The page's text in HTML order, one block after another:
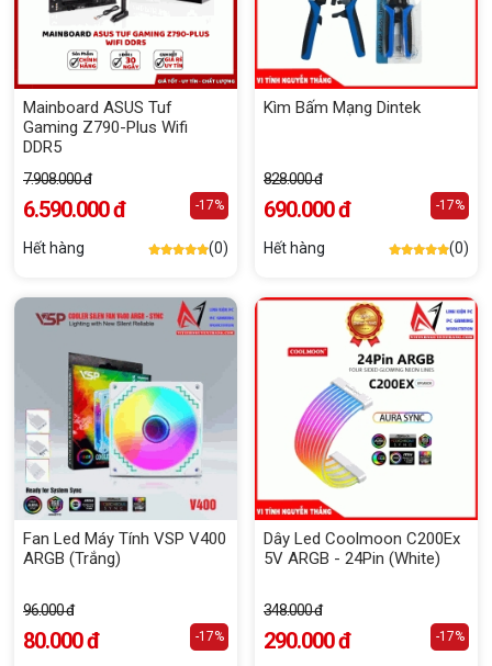
Mainboard ASUS Tuf
Gaming Z790-Plus Wifi
DDR5
7.908.000 đ
6.590.000 đ -17%
Hết hàng (0)
Kìm Bấm Mạng Dintek
828.000 đ
690.000 đ -17%
Hết hàng (0)
Fan Led Máy Tính VSP V400
ARGB (Trắng)
96.000 đ
80.000 đ -17%
Dây Led Coolmoon C200Ex
5V ARGB - 24Pin (White)
348.000 đ
290.000 đ -17%